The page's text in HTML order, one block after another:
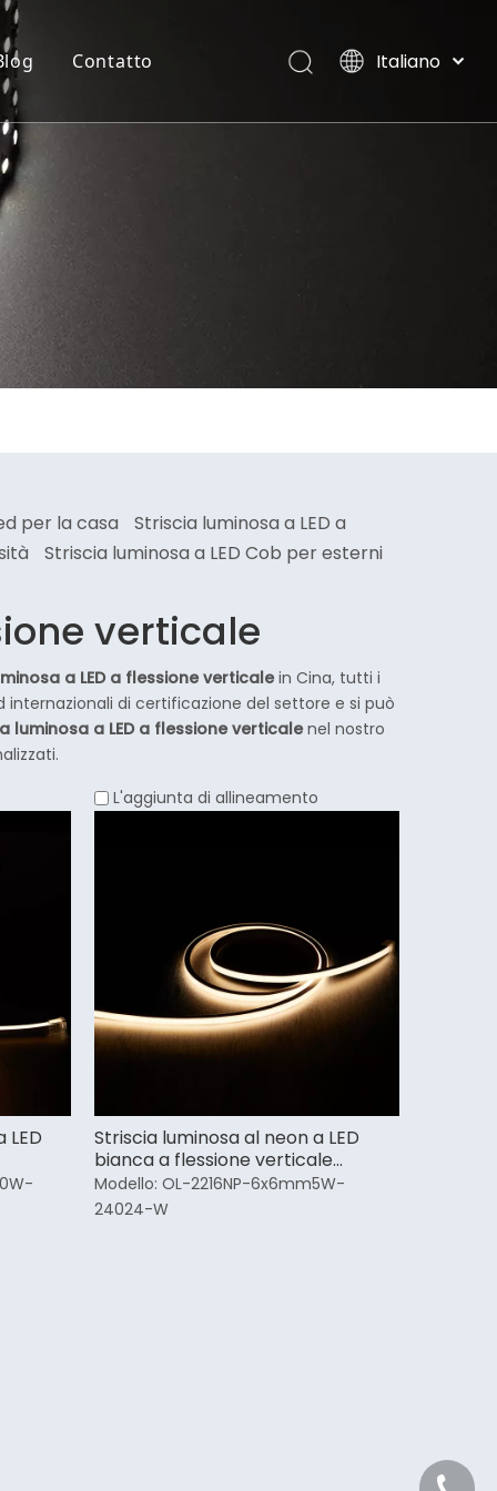
Contatto
Italiano
العربية
per la casa
Striscia luminosa a LED a
Striscia luminosa a LED Cob per esterni
verticale
a LED a flessione verticalein Cina, tutti i
di certificazione del settore e si può
luminosa a LED a flessione verticalenel nostro
LED
L'aggiunta di allineamento
Striscia luminosa al neon a LED
bianca a flessione verticale
6x6mm
Modello: OL-2216NP-6x6mm5W-
24024-W